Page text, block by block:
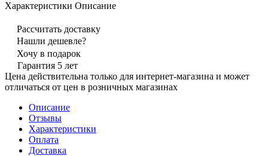
Характеристики Описание
Рассчитать доставку
Нашли дешевле?
Хочу в подарок
Гарантия 5 лет
Цена действительна только для интернет-магазина и может
отличаться от цен в розничных магазинах
Описание
Отзывы
Характеристики
Оплата
Доставка